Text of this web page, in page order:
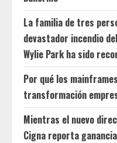
La familia de tres
devastador incendio
Wylie Park ha sido
Por qué los
transformación
Mientras el nuevo
Cigna reporta